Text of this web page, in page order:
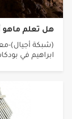
هل تعلم ماهو
(شبكة أجيال)-
ابراهيم في